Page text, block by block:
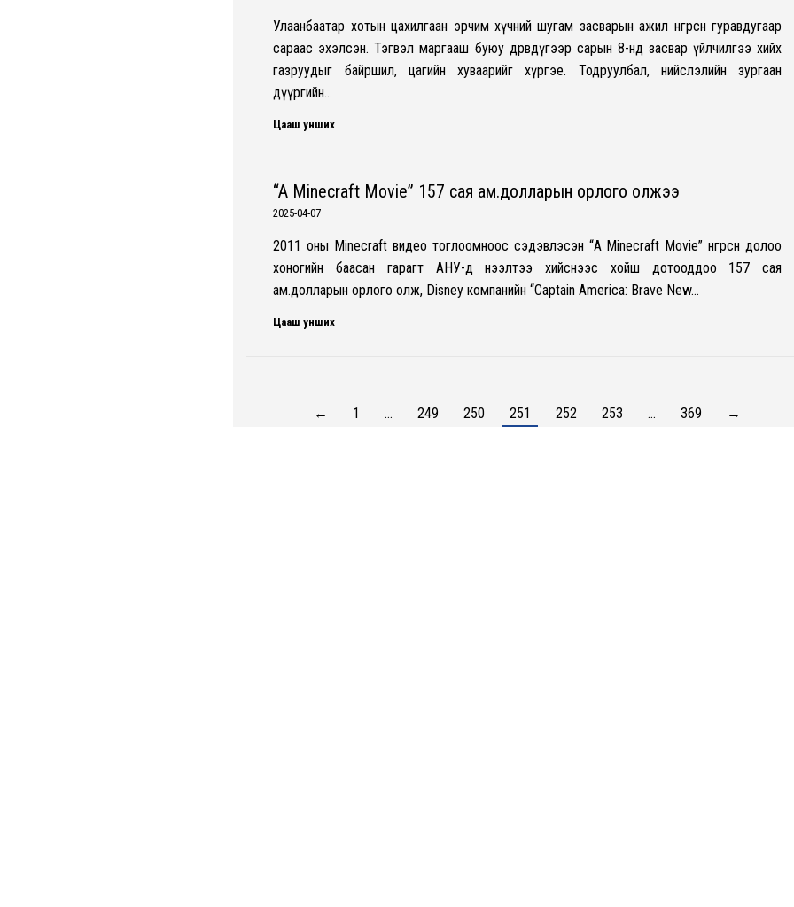
Улаанбаатар хотын цахилгаан эрчим хүчний шугам засварын ажил өнгөрсөн гуравдугаар
сараас эхэлсэн. Тэгвэл маргааш буюу дөрөвдүгээр сарын 8-нд засвар үйлчилгээ хийх
газруудыг байршил, цагийн хуваарийг хүргэе. Тодруулбал, нийслэлийн зургаан
дүүргийн…
Цааш унших
“A Minecraft Movie” 157 сая ам.долларын орлого олжээ
2025-04-07
2011 оны Minecraft видео тоглоомноос сэдэвлэсэн “A Minecraft Movie” өнгөрсөн долоо
хоногийн баасан гарагт АНУ-д нээлтээ хийснээс хойш дотооддоо 157 сая
ам.долларын орлого олж, Disney компанийн “Captain America: Brave New…
Цааш унших
← 1 … 249 250 251 252 253 … 369 →